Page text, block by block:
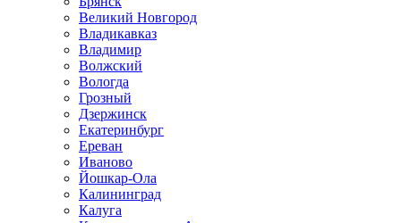
Великий Новгород
Владикавказ
Владимир
Волжский
Вологда
Грозный
Дзержинск
Екатеринбург
Ереван
Иваново
Йошкар-Ола
Калининград
Калуга